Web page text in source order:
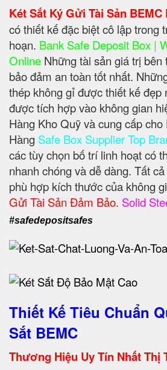
Két Sắt Ký Gửi Tài Sản BEMC
có thiết kế đặc biệt cô lập trong
hoạn. Bank Safe Deposit Box |
Online Những tài sản giá trị
bảo đảm an toàn tốt nhất.
thép không gỉ được thiết kế đẹp
được tích hợp vào không gian
Hàng Kho Quỹ và cung cấp cho
Hàng Safe Box Supplier Top
các tùy chọn bố trí linh hoạt có
nhanh chóng và dễ dàng. Tất
phù hợp kích thước của không
Gửi Tài Sản Đảm Bảo. Solid
#safedepositsafes
Thiết Kế Tiêu Chuẩn
Sắt BEMC
Thương Hiệu Uy Tín Nhất Thị